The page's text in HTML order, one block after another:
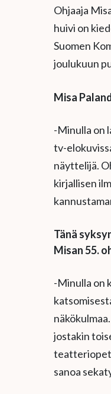
Ohjaaja
huivi on
Suomen
joulukuun
Misa
-Minulla on
tv-
näyttelijä.
kirjallisen
Tänä
Misan 55.
-Minulla on
jostakin
sanoa